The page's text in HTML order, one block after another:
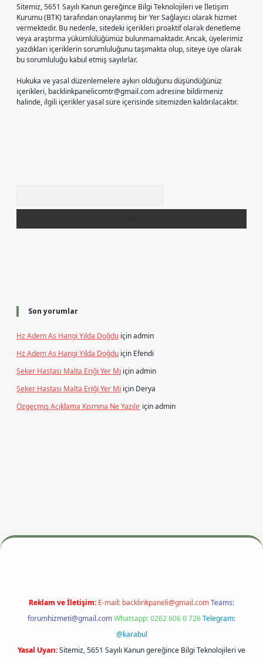
Sitemiz, 5651 Sayılı Kanun gereğince Bilgi Teknolojileri ve İletişim
Kurumu (BTK) tarafından onaylanmış bir Yer Sağlayıcı olarak hizmet
vermektedir. Bu nedenle, sitedeki içerikleri proaktif olarak denetleme
veya araştırma yükümlülüğümüz bulunmamaktadır. Ancak, üyelerimiz
yazdıkları içeriklerin sorumluluğunu taşımakta olup, siteye üye olarak
bu sorumluluğu kabul etmiş sayılırlar.
Hukuka ve yasal düzenlemelere aykırı olduğunu düşündüğünüz
içerikleri, backlinkpanelicomtr@gmail.comadresine bildirmeniz
halinde, ilgili içerikler yasal süre içerisinde sitemizden kaldırılacaktır.
Son yorumlar
Hz Adem As Hangi Yılda Doğdu içinadmin
Hz Adem As Hangi Yılda Doğdu için Efendi
Şeker Hastası Malta Eriği Yer Mi içinadmin
Şeker Hastası Malta Eriği Yer Mi için Derya
Özgeçmiş Açıklama Kısmına Ne Yazılır içinadmin
betexper.xyzm elexbet
Reklam ve İletişim: E-mail: backlinkpaneli@gmail.comTeams:
forumhizmeti@gmail.comWhatsapp: 0262 606 0 726Telegram:
@karabul
Yasal Uyarı:Sitemiz, 5651 Sayılı Kanun gereğince Bilgi Teknolojileri ve